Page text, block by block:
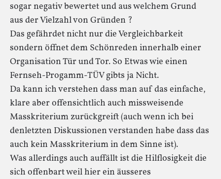
sogar negativ bewertet und aus welchem Grund
aus der Vielzahl von Gründen ?
Das gefährdet nicht nur die Vergleichbarkeit
sondern öffnet dem Schönreden innerhalb einer
Organisation Tür und Tor. So Etwas wie einen
Fernseh-Progamm-TÜV gibts ja Nicht.
Da kann ich verstehen dass man auf das einfache,
klare aber offensichtlich auch missweisende
Masskriterium zurückgreift (auch wenn ich bei
denletzten Diskussionen verstanden habe dass das
auch kein Masskriterium in dem Sinne ist).
Was allerdings auch auffällt ist die Hilflosigkeit die
sich offenbart weil hier ein äusseres